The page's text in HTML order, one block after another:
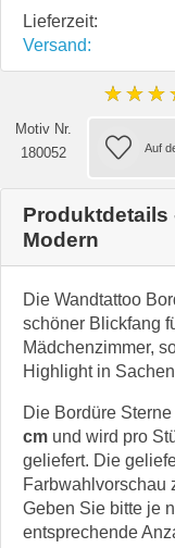
Lieferzeit:
Versand:
Motiv Nr.
180052
Produktdetails
Modern
Die Wandtattoo
schöner Blickfang
Mädchenzimmer,
Highlight in
Die Bordüre
cm und wird pro
geliefert. Die
Farbwahlvorschau
Geben Sie bitte je
entsprechende